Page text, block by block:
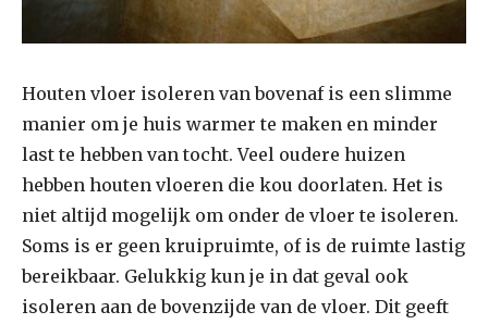
Houten vloer isoleren van bovenaf is een slimme
manier om je huis warmer te maken en minder
last te hebben van tocht. Veel oudere huizen
hebben houten vloeren die kou doorlaten. Het is
niet altijd mogelijk om onder de vloer te isoleren.
Soms is er geen kruipruimte, of is de ruimte lastig
bereikbaar. Gelukkig kun je in dat geval ook
isoleren aan de bovenzijde van de vloer. Dit geeft